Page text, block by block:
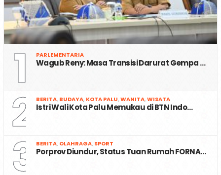
1 PARLEMENTARIA
Wagub Reny: Masa Transisi Darurat Gempa …
2 BERITA, BUDAYA, KOTA PALU,WANITA,WISATA
Istri Wali Kota Palu Memukau di BTN Indo…
3 BERITA, OLAHRAGA, SPORT
Porprov Diundur, Status Tuan Rumah FORNA…